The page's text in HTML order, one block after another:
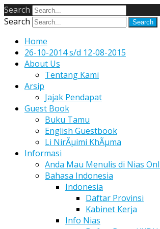
Search
Search
Home
26-10-2014 s/d 12-08-2015
About Us
Tentang Kami
Arsip
Jajak Pendapat
Guest Book
Buku Tamu
English Guestbook
Li NirÃµimi KhÃµma
Informasi
Anda Mau Menulis di Nias
Bahasa Indonesia
Indonesia
Daftar Provinsi
Kabinet Kerja
Info Nias